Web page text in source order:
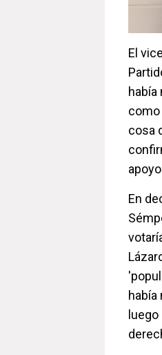
El
había
como
cosa
En
había